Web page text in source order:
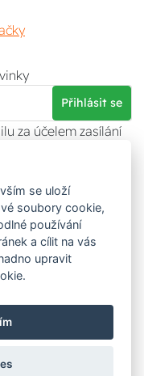
Přihlásit se
za účelem zasílání
zboží
se uloží
soubory cookie,
používání
a cílit na vás
upravit